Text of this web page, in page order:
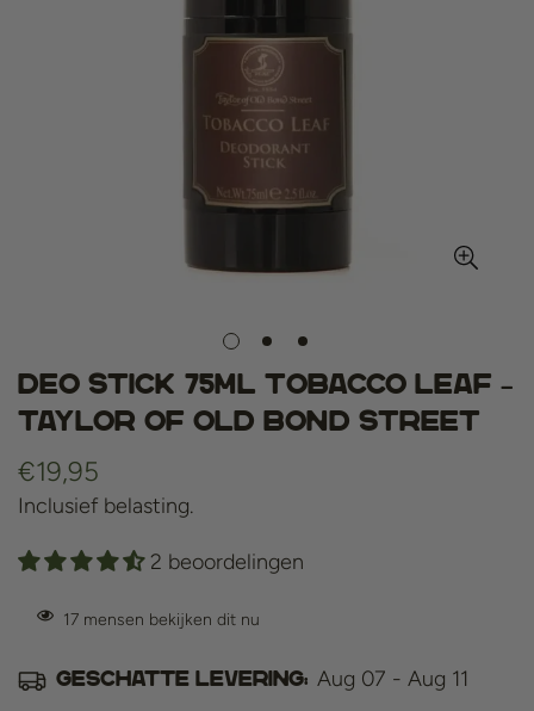
Deo stick 75ml Tobacco Leaf –
Taylor Of old Bond Street
Normale
prijs
€19,95
Inclusief belasting.
2 beoordelingen
17 mensen bekijken dit nu
Geschatte levering: Aug 07 - Aug 11